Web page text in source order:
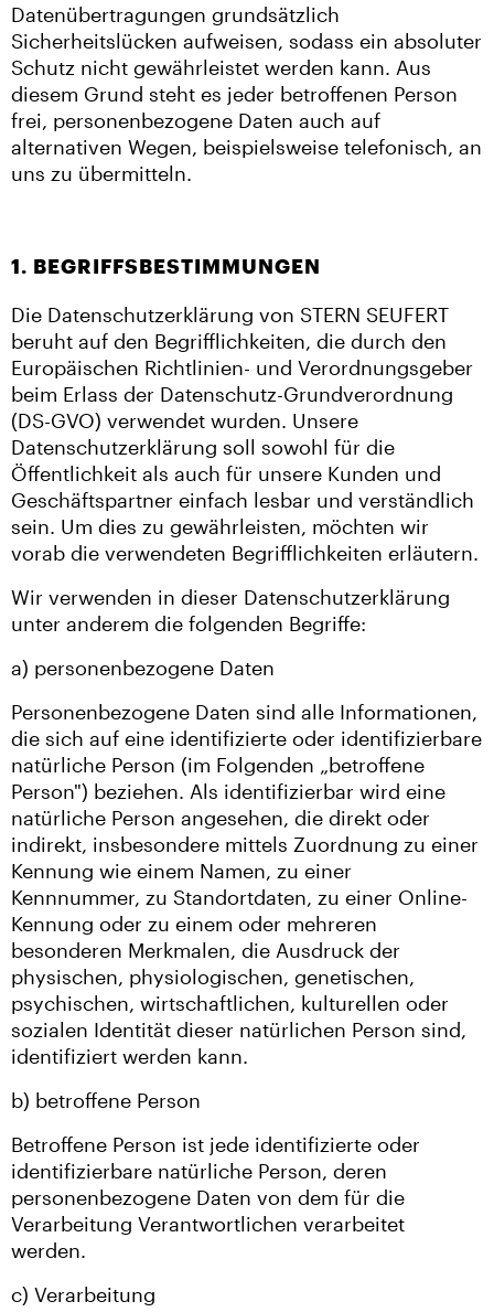
Datenübertragungen grundsätzlich
Sicherheitslücken aufweisen, sodass ein absoluter
Schutz nicht gewährleistet werden kann. Aus
diesem Grund steht es jeder betroffenen Person
frei, personenbezogene Daten auch auf
alternativen Wegen, beispielsweise telefonisch, an
uns zu übermitteln.
1. BEGRIFFSBESTIMMUNGEN
Die Datenschutzerklärung von STERN SEUFERT
beruht auf den Begrifflichkeiten, die durch den
Europäischen Richtlinien- und Verordnungsgeber
beim Erlass der Datenschutz-Grundverordnung
(DS-GVO) verwendet wurden. Unsere
Datenschutzerklärung soll sowohl für die
Öffentlichkeit als auch für unsere Kunden und
Geschäftspartner einfach lesbar und verständlich
sein. Um dies zu gewährleisten, möchten wir
vorab die verwendeten Begrifflichkeiten erläutern.
Wir verwenden in dieser Datenschutzerklärung
unter anderem die folgenden Begriffe:
a) personenbezogene Daten
Personenbezogene Daten sind alle Informationen,
die sich auf eine identifizierte oder identifizierbare
natürliche Person (im Folgenden „betroffene
Person") beziehen. Als identifizierbar wird eine
natürliche Person angesehen, die direkt oder
indirekt, insbesondere mittels Zuordnung zu einer
Kennung wie einem Namen, zu einer
Kennnummer, zu Standortdaten, zu einer Online-
Kennung oder zu einem oder mehreren
besonderen Merkmalen, die Ausdruck der
physischen, physiologischen, genetischen,
psychischen, wirtschaftlichen, kulturellen oder
sozialen Identität dieser natürlichen Person sind,
identifiziert werden kann.
b) betroffene Person
Betroffene Person ist jede identifizierte oder
identifizierbare natürliche Person, deren
personenbezogene Daten von dem für die
Verarbeitung Verantwortlichen verarbeitet
werden.
c) Verarbeitung